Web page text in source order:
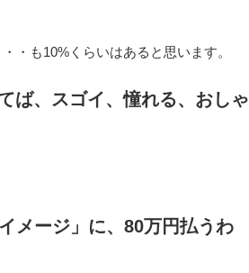
・も10%くらいはあると思います。
ば、スゴイ、憧れる、おしゃ
メージ」に、80万円払うわ